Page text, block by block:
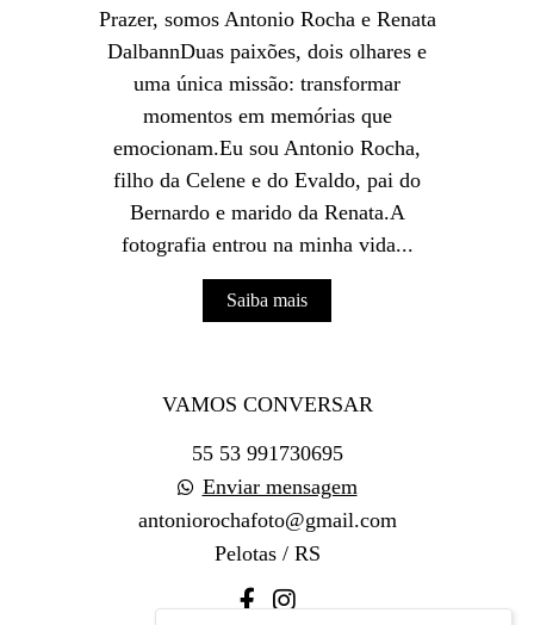
Prazer, somos Antonio Rocha e Renata
DalbannDuas paixões, dois olhares e
uma única missão: transformar
momentos em memórias que
emocionam.Eu sou Antonio Rocha,
filho da Celene e do Evaldo, pai do
Bernardo e marido da Renata.A
fotografia entrou na minha vida...
Saiba mais
VAMOS CONVERSAR
55 53 991730695
Enviar mensagem
antoniorochafoto@gmail.com
Pelotas / RS